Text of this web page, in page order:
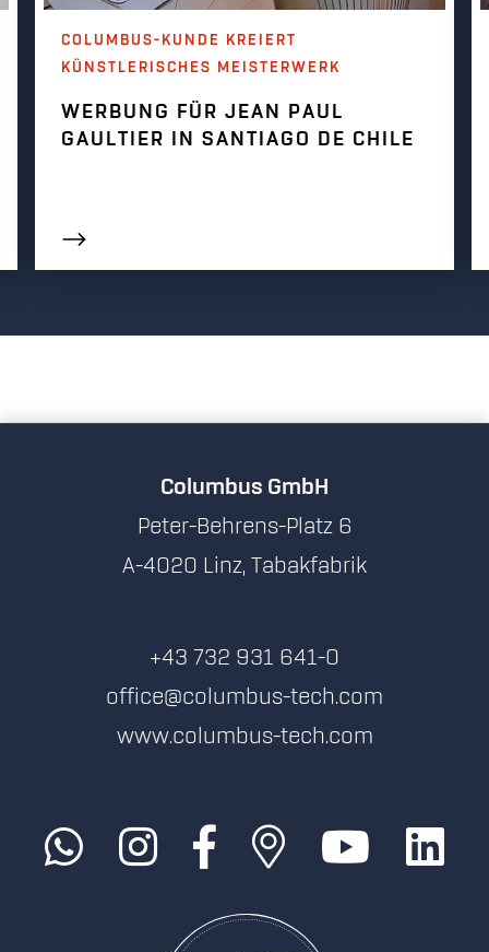
COLUMBUS-KUNDE KREIERT
KÜNSTLERISCHES MEISTERWERK
WERBUNG FÜR JEAN PAUL
GAULTIER IN SANTIAGO DE CHILE
Columbus GmbH
Peter-Behrens-Platz 6
A-4020 Linz, Tabakfabrik
+43 732 931 641-0
office@columbus-tech.com
www.columbus-tech.com